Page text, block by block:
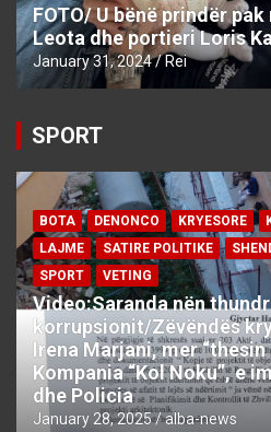
FOTO/ U bënë prindër
Leota dhe portieri Loris
January 31, 2024 Rei
SPORT
BOTA DENONCO KRYESORE
LAJME
SATIRE POLITIKE
SPORT
VETING
Video:Saranda nën
korrupsionit/Zëvëndës
Irena Marjani, mer “thesin
Kompania “Kol Noku”, e
dhe Policia
January 28, 2025 alba-news